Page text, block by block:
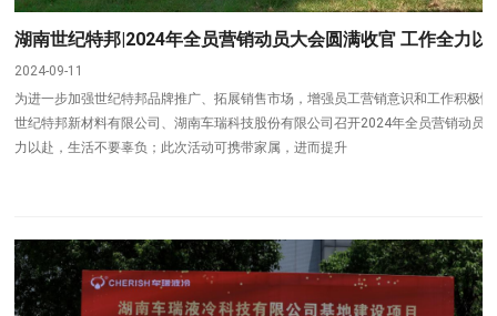
湖南世纪特邦|2024年全员营销动员大会圆满收官 工作全力以
2024-09-11
为进一步加强世纪特邦品牌推广、拓展销售市场，增强员工营销意识和工作积极
世纪特邦新材料有限公司、湖南车瑞科技股份有限公司召开2024年全员营销动员
力以赴，生活不要辜负；此次活动可携带家属，进而提升